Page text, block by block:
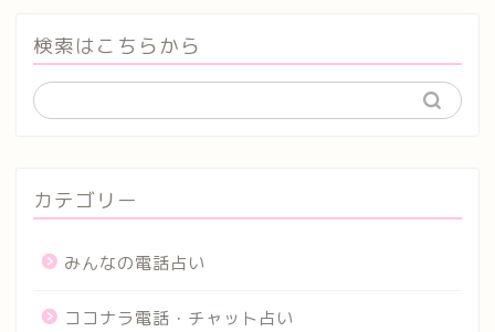
検索はこちらから
カテゴリー
みんなの電話占い
ココナラ電話・チャット占い